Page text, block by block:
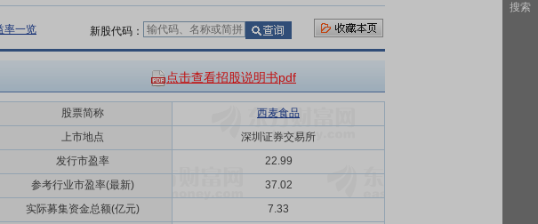
新股代码：
率一览
点击查看招股说明书pdf
股票简称
西麦食品
上市地点
深圳证券交易所
发行市盈率
22.99
参考行业市盈率(最新)
37.02
实际募集资金总额(亿元)
7.33
搜索